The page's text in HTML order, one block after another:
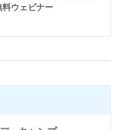
ウェビナー